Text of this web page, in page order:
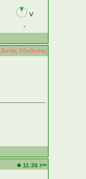
V
-
Εκτός Σύνδεσης
11:36 pm